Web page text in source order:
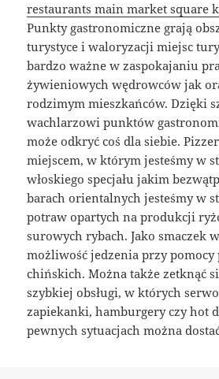
restaurants main market square
Punkty gastronomiczne grają
turystyce i waloryzacji miejsc
bardzo ważne w zaspokajaniu
żywieniowych wędrowców jak
rodzimym mieszkańców. Dzięki
wachlarzowi punktów
może odkryć coś dla siebie.
miejscem, w którym jesteśmy w
włoskiego specjału jakim
barach orientalnych jesteśmy w
potraw opartych na produkcji
surowych rybach. Jako smaczek
możliwość jedzenia przy pomocy
chińskich. Można także zetknąć
szybkiej obsługi, w których
zapiekanki, hamburgery czy hot
pewnych sytuacjach można